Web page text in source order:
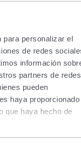
para personalizar el
de redes
información
partners de redes
pueden
haya proporcionado
que haya hecho de